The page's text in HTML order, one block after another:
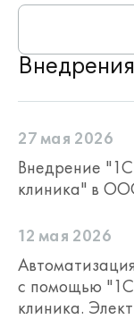
27 мая 2026
Внедрение
клиника" в
12 мая 2026
с помощью
клиника.